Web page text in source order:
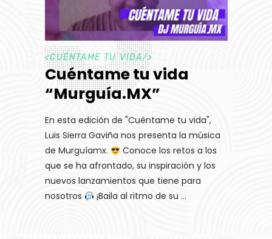
<CUÉNTAME TU VIDA/>
Cuéntame tu vida
“Murguía.MX”
En esta edición de "Cuéntame tu vida",
Luis Sierra Gaviña nos presenta la música
de Murguíamx.
Conoce los retos a los
que se ha afrontado, su inspiración y los
nuevos lanzamientos que tiene para
nosotros
¡Baila al ritmo de su